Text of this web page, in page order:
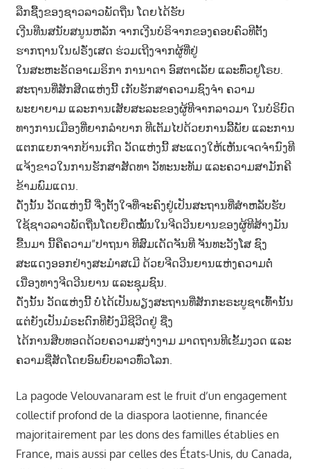
ລືກຊື້ງຂອງຊາວລາວພັດຖີ່ນ ໂດຍໄດ້ຮັບ
ເງີນທືນສນັບສນູນຫລັກ ຈາກເງີນບໍຣິຈາກຂອງຄອບຄົວທີຕັ້ງ
ຮາກຖານໃນຝຣັ່ງເສດ ຮ່ວມເຖີງຈາກຜູ້ທີ່ຢູ່
ໃນສະຫະຣັດອາເມຣິກາ ການາດາ ອົສຕາເລັຍ ແລະທົ່ວຢູໂຣບ.
ສະຖານທີ່ສັກສີດແຫ່ງນີ້ ເກັບຮັກສາຄວາມຊົງຈຳ ຄວາມ
ພະຍາຍາມ ແລະການເສັຍສະລະຂອງຜູ້ທີຈາກລາວມາ ໃນບໍຣິບົດ
ທາງການເມືອງທີ່ຍາກລຳບາກ ທີເຕັມໄປດ້ວຍການລີ້ພັຍ ແລະການ
ແຕກແຍກຈາກບ້ານເກີດ ວັດແຫ່ງນີ້ ສະແດງໃຫ້ເຫັນເຈດຈຳນົງທີ
ແຈ້ງຂາວໃນການຮັກສາສັດທາ ວັທະນະທັມ ແລະຄວາມສາມັກຄີ
ຂ້າມພົມແດນ.
ດັ່ງນັ້ນ ວັດແຫ່ງນີ້ ຈື່ງຕັ້ງໃຈທີ່ຈະຄົງຢູ່ເປັນສະຖານທີ່ສຳຫລັບຮັບ
ໃຊ້ຊາວລາວພັດຖີ່ນໂດຍຍືດໝັ້ນໃນຈີດວີນຍານຂອງຜູ້ທີສ້າງມັນ
ຂື້ນມາ ນີ້ຄືຄວາມ”ປາຖນາ ທີສົມເດັດຈັນທີ ຈັນທະວັງໂສ ຊົງ
ສະແດງອອກຢ່າງສະມຳສເມີ ດ້ວຍຈີດວີນຍານແຫ່ງຄວາມຕໍ່
ເນື່ອງທາງຈີດວີນຍານ ແລະຊຸມຊົນ.
ດັ່ງນັ້ນ ວັດແຫ່ງນີ້ ບໍ່ໄດ້ເປັນພຽງສະຖານທີ່ສັກກະຣະບູຊາເທົ້ານັ້ນ
ແຕ່ຍັງເປັນມໍຣະດົກທີຍັງມີຊີວີດຢູ່ ຊື່ງ
ໄດ້ການສືບທອດດ້ວຍຄວາມສງ່າງາມ ມາດຖານທີເຂັ້ມງວດ ແລະ
ຄວາມຊື່ສັດໂດຍອົພຍົບລາວທົ່ວໂລກ.
La pagode Velouvanaram est le fruit d’un engagement
collectif profond de la diaspora laotienne, financée
majoritairement par les dons des familles établies en
France, mais aussi par celles des États-Unis, du Canada,